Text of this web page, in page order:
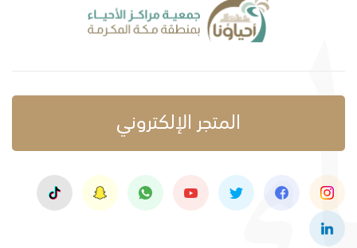
المتجر الإلكتروني